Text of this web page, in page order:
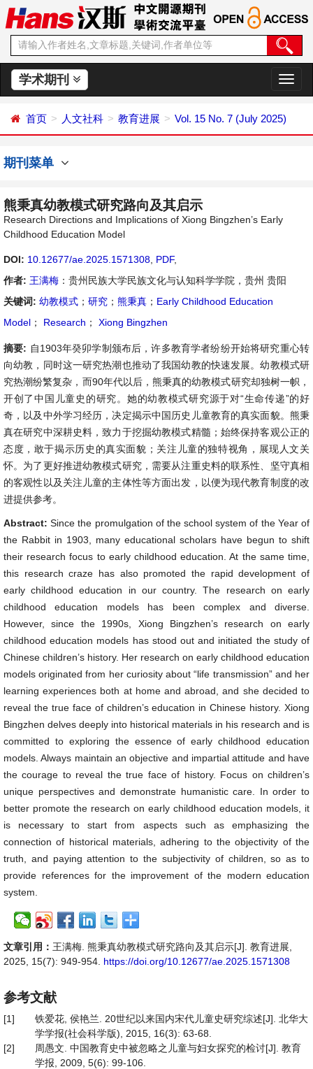
学术期刊
切
换
首页 人文社科 教育进展 Vol. 15 No. 7 (July 2025)
期刊菜单
熊秉真幼教模式研究路向及其启示
Research Directions and Implications of Xiong Bingzhen’s Early
Childhood Education Model
DOI: 10.12677/ae.2025.1571308 PDF,
作者: 王满梅 ：贵州民族大学民族文化与认知科学学院，贵州 贵阳
关键词: 幼教模式 ； 研究 ； 熊秉真 ； Early Childhood Education
Model ； Research ； Xiong Bingzhen
摘要: 自1903年癸卯学制颁布后，许多教育学者纷纷开始将研究重心转
向幼教，同时这一研究热潮也推动了我国幼教的快速发展。幼教模式研
究热潮纷繁复杂，而90年代以后，熊秉真的幼教模式研究却独树一帜，
开创了中国儿童史的研究。她的幼教模式研究源于对“生命传递”的好
奇，以及中外学习经历，决定揭示中国历史儿童教育的真实面貌。熊秉
真在研究中深耕史料，致力于挖掘幼教模式精髓；始终保持客观公正的
态度，敢于揭示历史的真实面貌；关注儿童的独特视角，展现人文关
怀。为了更好推进幼教模式研究，需要从注重史料的联系性、坚守真相
的客观性以及关注儿童的主体性等方面出发，以便为现代教育制度的改
进提供参考。
Abstract:Since the promulgation of the school system of the Year of
the Rabbit in 1903, many educational scholars have begun to shift
their research focus to early childhood education. At the same time,
this research craze has also promoted the rapid development of
early childhood education in our country. The research on early
childhood education models has been complex and diverse.
However, since the 1990s, Xiong Bingzhen’s research on early
childhood education models has stood out and initiated the study of
Chinese children’s history. Her research on early childhood education
models originated from her curiosity about “life transmission” and her
learning experiences both at home and abroad, and she decided to
reveal the true face of children’s education in Chinese history. Xiong
Bingzhen delves deeply into historical materials in his research and is
committed to exploring the essence of early childhood education
models. Always maintain an objective and impartial attitude and have
the courage to reveal the true face of history. Focus on children’s
unique perspectives and demonstrate humanistic care. In order to
better promote the research on early childhood education models, it
is necessary to start from aspects such as emphasizing the
connection of historical materials, adhering to the objectivity of the
truth, and paying attention to the subjectivity of children, so as to
provide references for the improvement of the modern education
system.
文章引用： 王满梅. 熊秉真幼教模式研究路向及其启示[J]. 教育进展,
2025, 15(7): 949-954. https://doi.org/10.12677/ae.2025.1571308
参考文献
[1]
铁爱花, 侯艳兰. 20世纪以来国内宋代儿童史研究综述[J]. 北华大
学学报(社会科学版), 2015, 16(3): 63-68.
[2]
周愚文. 中国教育史中被忽略之儿童与妇女探究的检讨[J]. 教育
学报, 2009, 5(6): 99-106.